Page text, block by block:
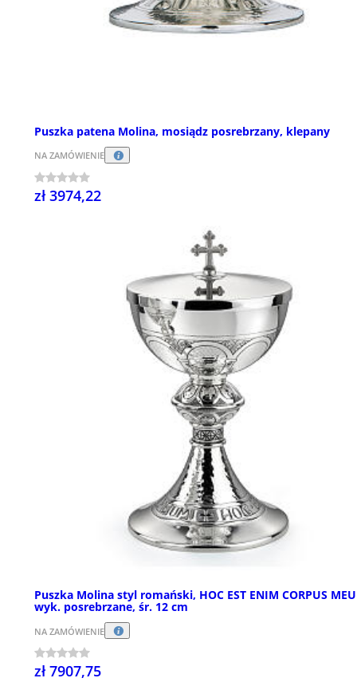
Puszka patena Molina, mosiądz posrebrzany, klepany
NA ZAMÓWIENIE
zł 3974,22
Puszka Molina styl romański, HOC EST ENIM CORPUS
wyk. posrebrzane, śr. 12 cm
NA ZAMÓWIENIE
zł 7907,75